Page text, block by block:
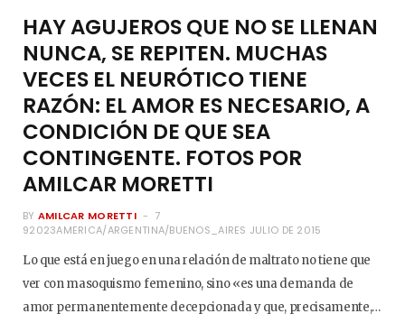
HAY AGUJEROS QUE NO SE LLENAN
NUNCA, SE REPITEN. MUCHAS
VECES EL NEURÓTICO TIENE
RAZÓN: EL AMOR ES NECESARIO, A
CONDICIÓN DE QUE SEA
CONTINGENTE. FOTOS POR
AMILCAR MORETTI
BY AMILCAR MORETTI
7
92023AMERICA/ARGENTINA/BUENOS_AIRES JULIO DE 2015
Lo que está en juego en una relación de maltrato no tiene que
ver con masoquismo femenino, sino «es una demanda de
amor permanentemente decepcionada y que, precisamente,…